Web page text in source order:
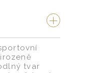
tvar